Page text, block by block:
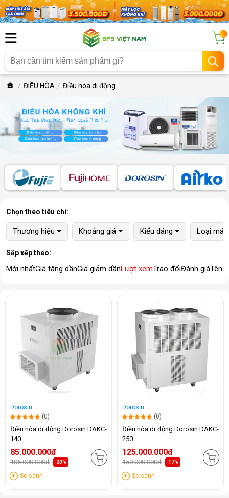
...
ĐIỀU HÒA Điều hòa di động
Chọn theo tiêu chí:
Thương hiệu Khoảng giá Kiểu dáng Loại máy
Sắp xếp theo:
Mới nhấtGiá tăng dầnGiá giảm dầnLượt xemTrao đổiĐánh giáTên
Dorosin
(0)
Điều hòa di động Dorosin DAKC-
140
85.000.000đ
106.000.000đ -20%
So sánh
Dorosin
(0)
Điều hòa di động Dorosin DAKC-
250
125.000.000đ
150.000.000đ -17%
So sánh